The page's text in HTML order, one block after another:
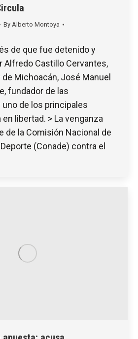
By Alberto Montoya
de que fue detenido y
Alfredo Castillo Cervantes,
Michoacán, José Manuel
fundador de las
de los principales
libertad. > La venganza
de la Comisión Nacional de
(Conade) contra el